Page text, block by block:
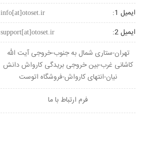
ایمیل 1: info[at]otoset.ir
ایمیل 2: support[at]otoset.ir
تهران-ستاری شمال به جنوب-خروجی آیت الله
کاشانی غرب-بین خروجی بریدگی کارواش دانش
نیان-انتهای کارواش-فروشگاه اتوست
فرم ارتباط با ما